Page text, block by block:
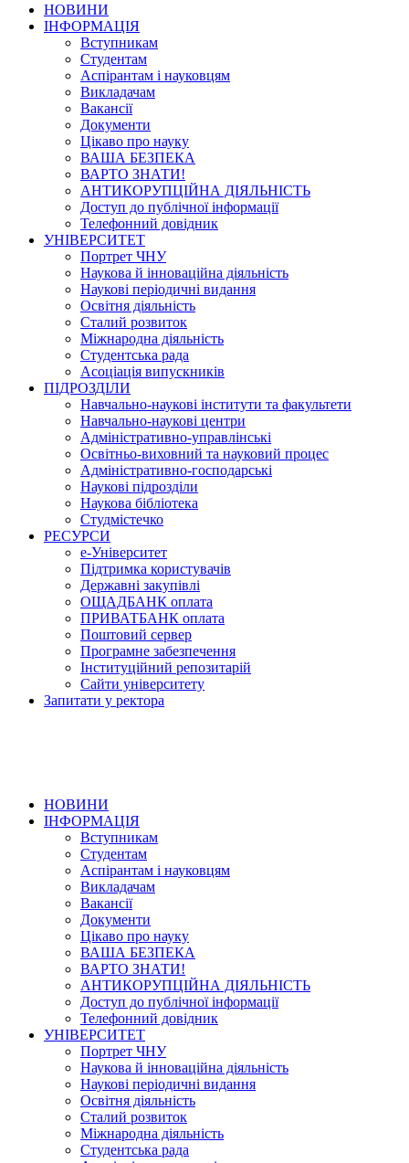
НОВИНИ
ІНФОРМАЦІЯ
Вступникам
Студентам
Аспірантам і науковцям
Викладачам
Вакансії
Документи
Цікаво про науку
ВАША БЕЗПЕКА
ВАРТО ЗНАТИ!
АНТИКОРУПЦІЙНА ДІЯЛЬНІСТЬ
Доступ до публічної інформації
Телефонний довідник
УНІВЕРСИТЕТ
Портрет ЧНУ
Наукова й інноваційна діяльність
Наукові періодичні видання
Освітня діяльність
Сталий розвиток
Міжнародна діяльність
Студентська рада
Асоціація випускників
ПІДРОЗДІЛИ
Навчально-наукові інститути та факультети
Навчально-наукові центри
Адміністративно-управлінські
Освітньо-виховний та науковий процес
Адміністративно-господарські
Наукові підрозділи
Наукова бібліотека
Студмістечко
РЕСУРСИ
е-Університет
Підтримка користувачів
Державні закупівлі
ОЩАДБАНК оплата
ПРИВАТБАНК оплата
Поштовий сервер
Програмне забезпечення
Інституційний репозитарій
Сайти університету
Запитати у ректора
НОВИНИ
ІНФОРМАЦІЯ
Вступникам
Студентам
Аспірантам і науковцям
Викладачам
Вакансії
Документи
Цікаво про науку
ВАША БЕЗПЕКА
ВАРТО ЗНАТИ!
АНТИКОРУПЦІЙНА ДІЯЛЬНІСТЬ
Доступ до публічної інформації
Телефонний довідник
УНІВЕРСИТЕТ
Портрет ЧНУ
Наукова й інноваційна діяльність
Наукові періодичні видання
Освітня діяльність
Сталий розвиток
Міжнародна діяльність
Студентська рада